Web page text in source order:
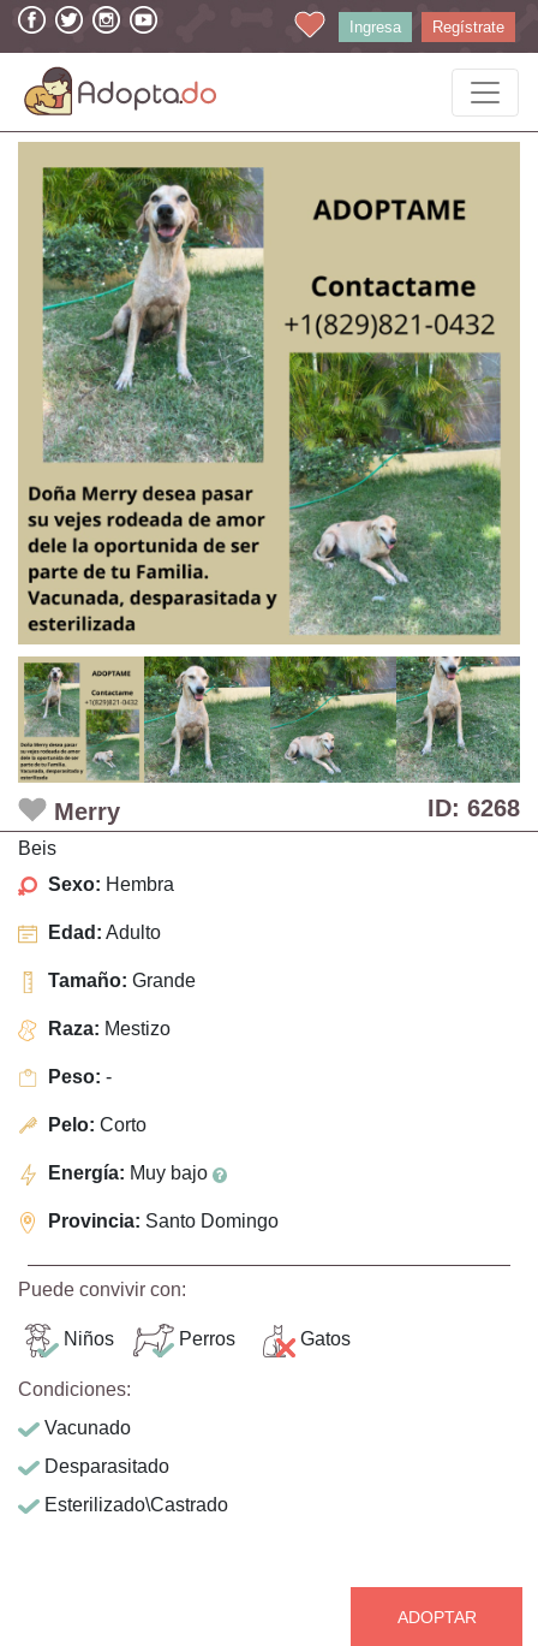
Ingresa Regístrate
Merry ID: 6268
Beis
Sexo: Hembra
Edad: Adulto
Tamaño: Grande
Raza: Mestizo
Peso: -
Pelo: Corto
Energía: Muy bajo
Provincia: Santo Domingo
Puede convivir con:
Niños Perros Gatos
Condiciones:
Vacunado
Desparasitado
Esterilizado\Castrado
ADOPTAR